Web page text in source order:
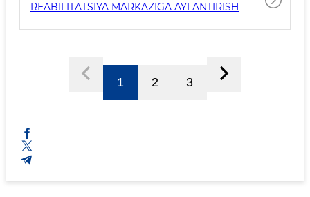
REABILITATSIYA MARKAZIGA AYLANTIRISH
1 2 3